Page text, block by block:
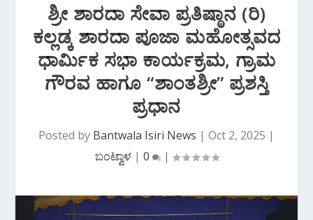
ಶ್ರೀ ಶಾರದಾ ಸೇವಾ ಪ್ರತಿಷ್ಠಾನ (ರಿ)
ಕಲ್ಲಡ್ಕ ಶಾರದಾ ಪೂಜಾ ಮಹೋತ್ಸವದ
ಧಾರ್ಮಿಕ ಸಭಾ ಕಾರ್ಯಕ್ರಮ, ಗ್ರಾಮ
ಗೌರವ ಹಾಗೂ “ಶಾಂತಶ್ರೀ” ಪ್ರಶಸ್ತಿ
ಪ್ರಧಾನ
Posted by Bantwala Isiri News | Oct 2, 2025 |
ಬಂಟ್ವಾಳ | 0 |